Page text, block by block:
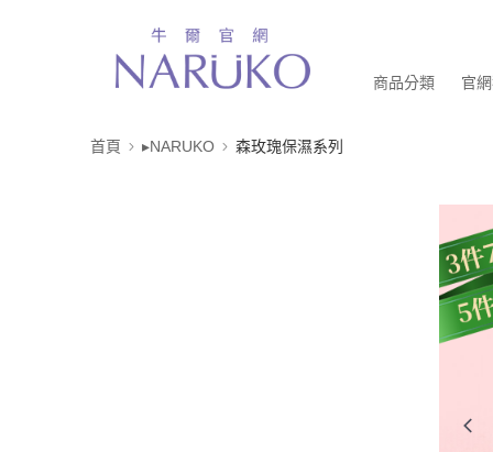
商品分類 官
首頁 ▸NARUKO 森玫瑰保濕系列